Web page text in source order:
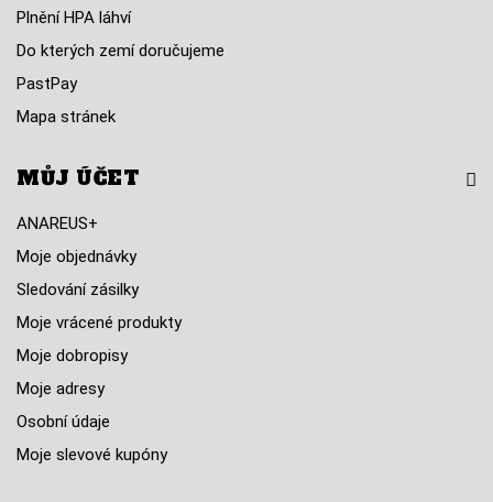
Plnění HPA láhví
Do kterých zemí doručujeme
PastPay
Mapa stránek
MŮJ ÚČET
ANAREUS+
Moje objednávky
Sledování zásilky
Moje vrácené produkty
Moje dobropisy
Moje adresy
Osobní údaje
Moje slevové kupóny